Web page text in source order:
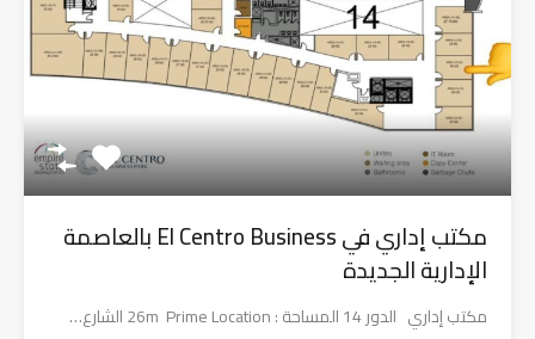
مكتب إداري في El Centro Business بالعاصمة
الإدارية الجديدة
مكتب إداري الدور 14 المساحة : 26m Prime Location الشارع…